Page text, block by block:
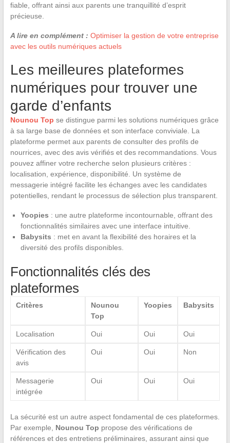
fiable, offrant ainsi aux parents une tranquillité d’esprit
précieuse.
A lire en complément : Optimiser la gestion de votre entreprise
avec les outils numériques actuels
Les meilleures plateformes
numériques pour trouver une
garde d’enfants
Nounou Top se distingue parmi les solutions numériques grâce
à sa large base de données et son interface conviviale. La
plateforme permet aux parents de consulter des profils de
nourrices, avec des avis vérifiés et des recommandations. Vous
pouvez affiner votre recherche selon plusieurs critères :
localisation, expérience, disponibilité. Un système de
messagerie intégré facilite les échanges avec les candidates
potentielles, rendant le processus de sélection plus transparent.
Yoopies : une autre plateforme incontournable, offrant des
fonctionnalités similaires avec une interface intuitive.
Babysits : met en avant la flexibilité des horaires et la
diversité des profils disponibles.
Fonctionnalités clés des
plateformes
Critères
Nounou
Top
Yoopies Babysits
Localisation Oui Oui Oui
Vérification des
avis
Oui Oui Non
Messagerie
intégrée
Oui Oui Oui
La sécurité est un autre aspect fondamental de ces plateformes.
Par exemple, Nounou Top propose des vérifications de
références et des entretiens préliminaires, assurant ainsi que